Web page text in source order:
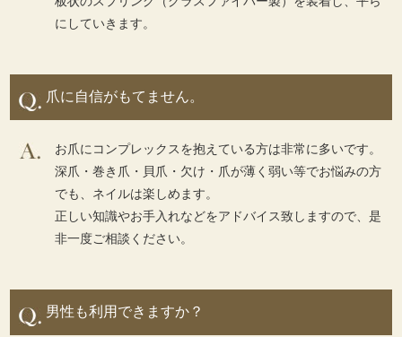
にしていきます。
爪に自信がもてません。
お爪にコンプレックスを抱えている方は非常に多いです。
深爪・巻き爪・貝爪・欠け・爪が薄く弱い等でお悩みの方
でも、ネイルは楽しめます。
正しい知識やお手入れなどをアドバイス致しますので、是
非一度ご相談ください。
男性も利用できますか？